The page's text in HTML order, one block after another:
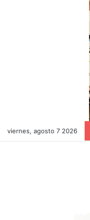
viernes, agosto 7 2026